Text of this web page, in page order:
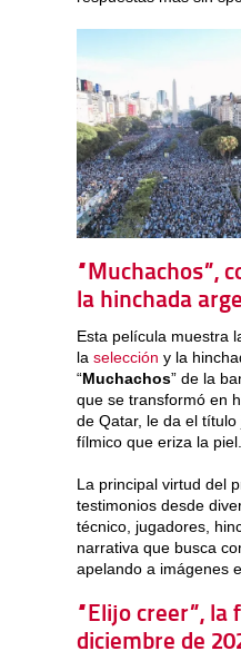
“Muchachos”,
la hinchada
Esta película muestra
la selección y la
“Muchachos” de la
que se transformó en
de Qatar, le da el
fílmico que eriza la piel.
La principal virtud del
testimonios desde
técnico, jugadores,
narrativa que busca
apelando a imágenes
“Elijo creer”, la
diciembre de